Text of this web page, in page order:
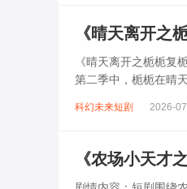
《晴天离开之
《晴天离开之栀栀复
第二季中，栀栀在晴
科幻未来短剧 2026-
《农场小天才